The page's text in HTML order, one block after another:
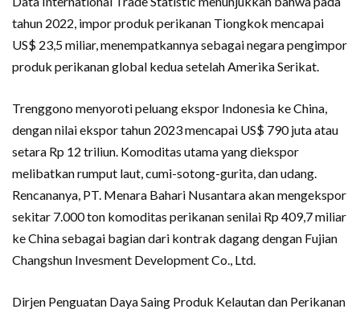
tahun 2022, impor produk perikanan Tiongkok mencapai
US$ 23,5 miliar, menempatkannya sebagai negara pengimpor
produk perikanan global kedua setelah Amerika Serikat.
Trenggono menyoroti peluang ekspor Indonesia ke China,
dengan nilai ekspor tahun 2023 mencapai US$ 790 juta atau
setara Rp 12 triliun. Komoditas utama yang diekspor
melibatkan rumput laut, cumi-sotong-gurita, dan udang.
Rencananya, PT. Menara Bahari Nusantara akan mengekspor
sekitar 7.000 ton komoditas perikanan senilai Rp 409,7 miliar
ke China sebagai bagian dari kontrak dagang dengan Fujian
Changshun Invesment Development Co., Ltd.
Dirjen Penguatan Daya Saing Produk Kelautan dan Perikanan